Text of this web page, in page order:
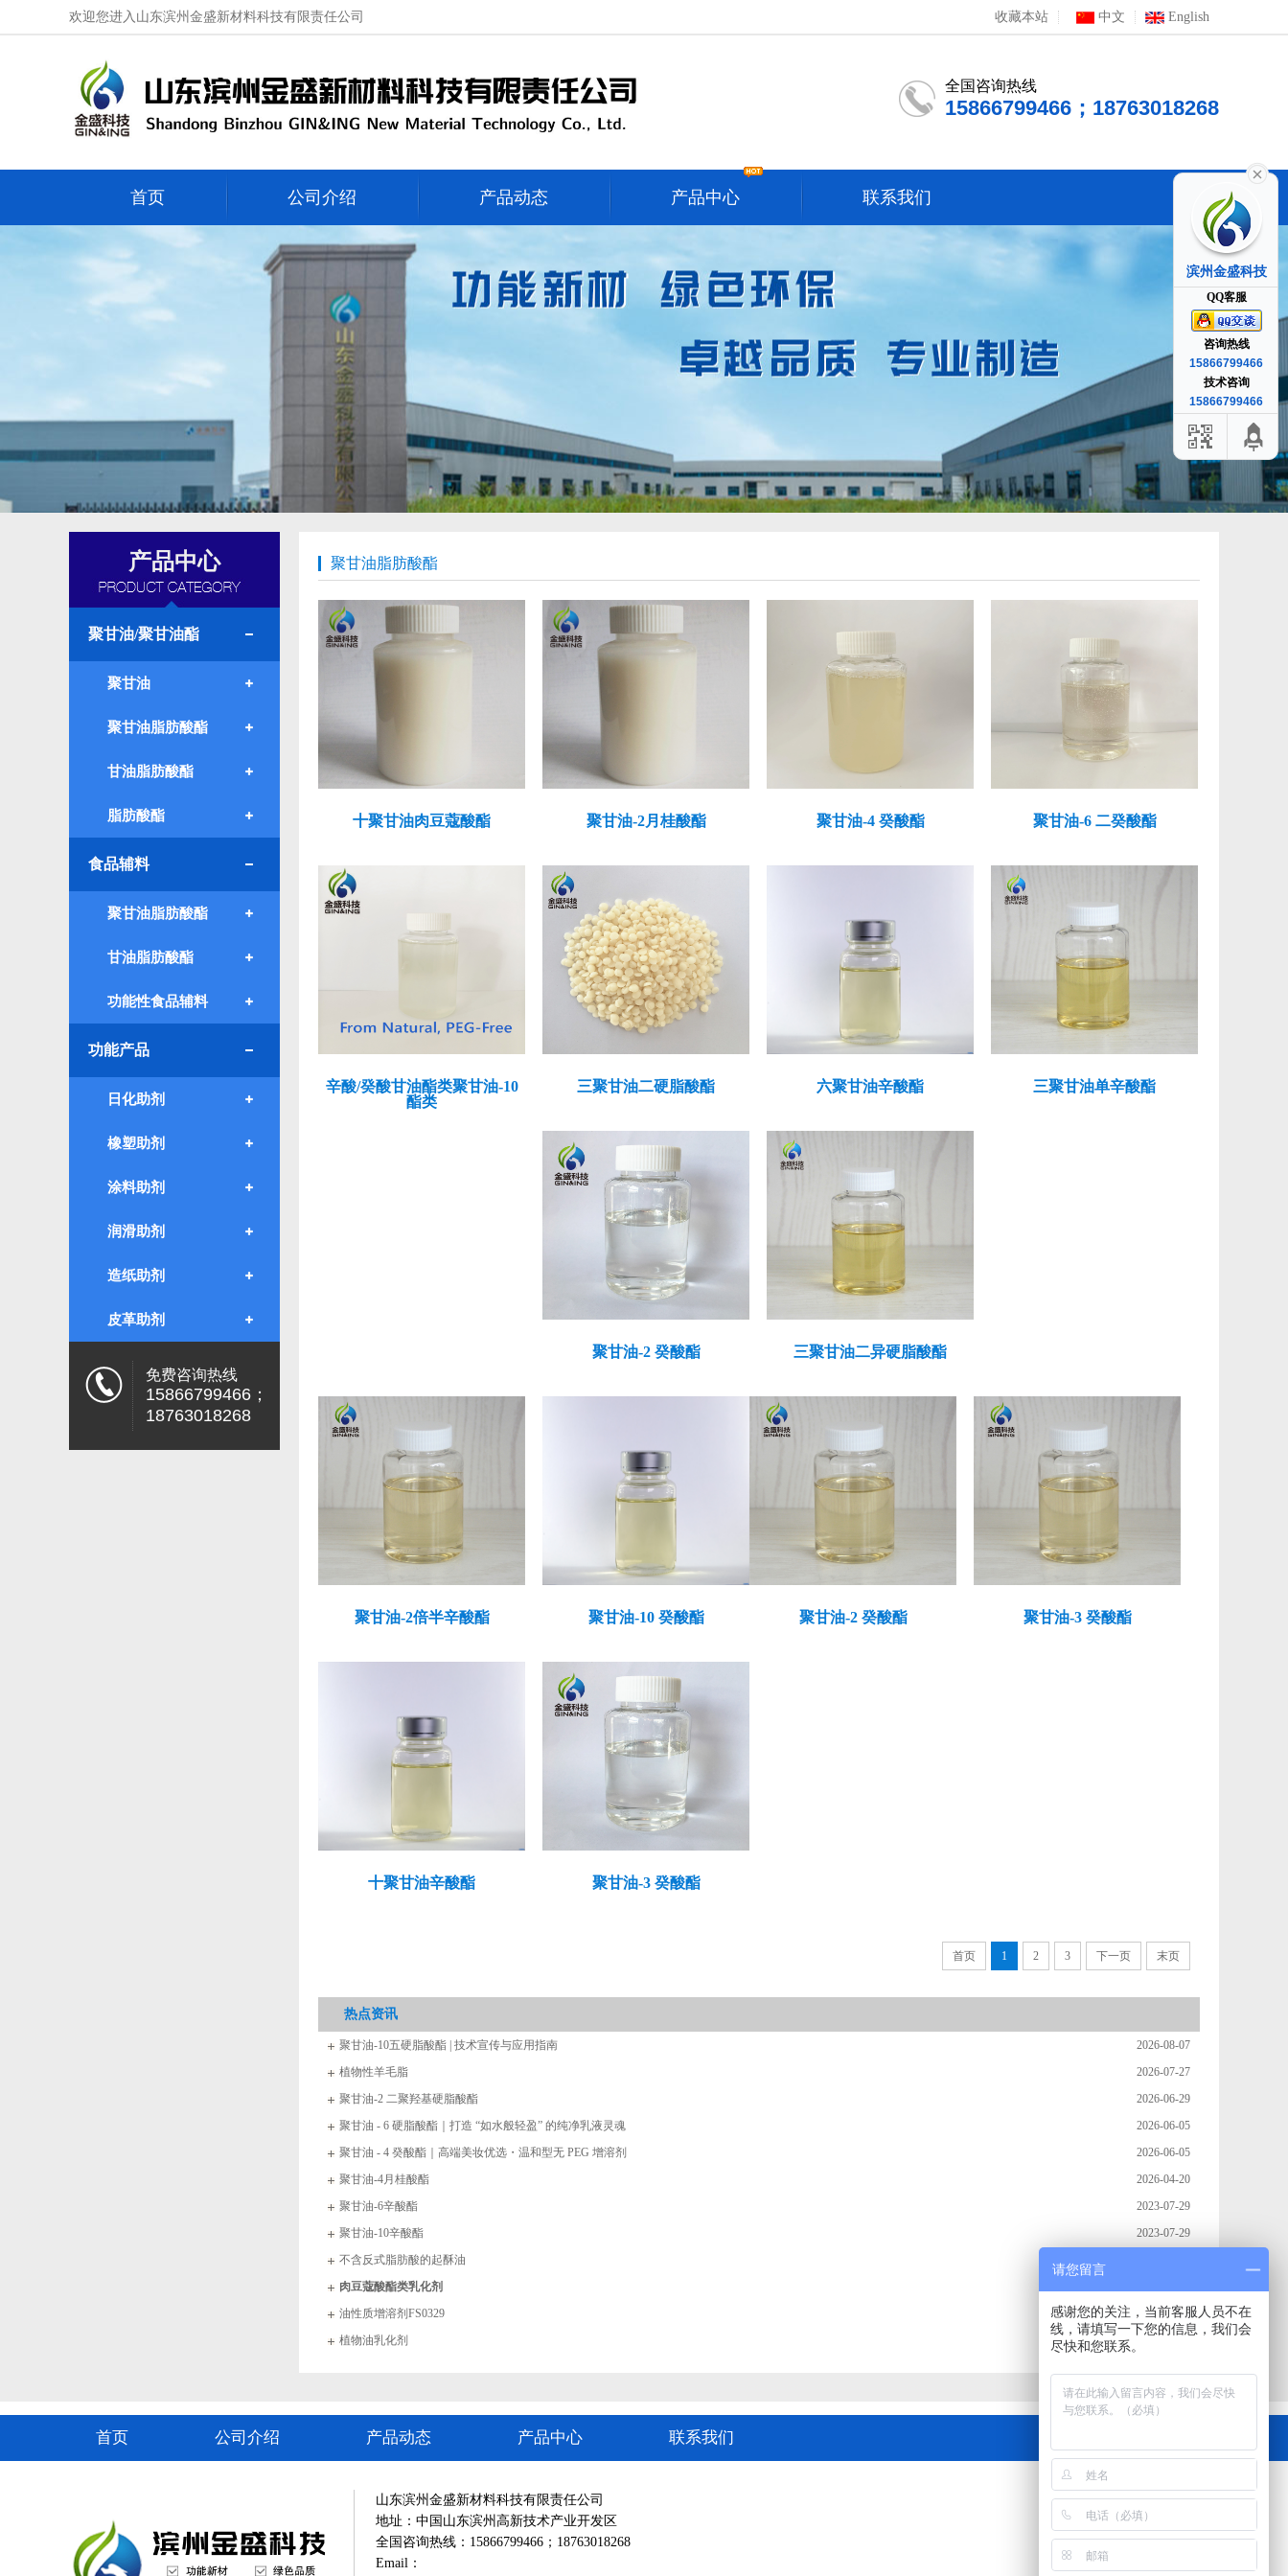
欢迎您进入山东滨州金盛新材料科技有限责任公司 收藏本站 中文 English
全国咨询热线
15866799466；18763018268
首页 公司介绍 产品动态 产品中心 联系我们
产品中心
聚甘油/聚甘油酯
聚甘油
聚甘油脂肪酸酯
甘油脂肪酸酯
脂肪酸酯
食品辅料
聚甘油脂肪酸酯
甘油脂肪酸酯
功能性食品辅料
功能产品
日化助剂
橡塑助剂
涂料助剂
润滑助剂
造纸助剂
皮革助剂
免费咨询热线
15866799466；
18763018268
聚甘油脂肪酸酯
十聚甘油肉豆蔻酸酯 聚甘油-2月桂酸酯 聚甘油-4 癸酸酯 聚甘油-6 二癸酸酯
辛酸/癸酸甘油酯类聚甘油-10
酯类
三聚甘油二硬脂酸酯 六聚甘油辛酸酯 三聚甘油单辛酸酯
聚甘油-2 癸酸酯 三聚甘油二异硬脂酸酯
聚甘油-2倍半辛酸酯 聚甘油-10 癸酸酯 聚甘油-2 癸酸酯 聚甘油-3 癸酸酯
十聚甘油辛酸酯 聚甘油-3 癸酸酯
首页 1 2 3 下一页 末页
热点资讯
2026-08-07
聚甘油-10五硬脂酸酯 | 技术宣传与应用指南
2026-07-27
植物性羊毛脂
2026-06-29
聚甘油-2 二聚羟基硬脂酸酯
2026-06-05
聚甘油 - 6 硬脂酸酯｜打造 “如水般轻盈” 的纯净乳液灵魂
2026-06-05
聚甘油 - 4 癸酸酯｜高端美妆优选・温和型无 PEG 增溶剂
2026-04-20
聚甘油-4月桂酸酯
2023-07-29
聚甘油-6辛酸酯
2023-07-29
聚甘油-10辛酸酯
不含反式脂肪酸的起酥油
肉豆蔻酸酯类乳化剂
2023-05-17
油性质增溶剂FS0329
植物油乳化剂
首页 公司介绍 产品动态 产品中心 联系我们
山东滨州金盛新材料科技有限责任公司
地址：中国山东滨州高新技术产业开发区
全国咨询热线：15866799466；18763018268
Email：
滨州金盛科技
QQ客服
咨询热线
15866799466
技术咨询
15866799466
请您留言
感谢您的关注，当前客服人员不在
线，请填写一下您的信息，我们会
尽快和您联系。